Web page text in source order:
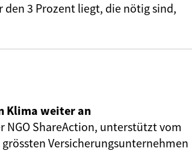
3 Prozent liegt, die nötig sind,
Klima weiter an
NGO ShareAction, unterstützt vom
Versicherungsunternehmen